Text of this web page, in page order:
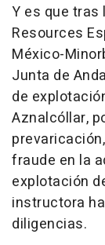
Y es que tras
Resources
México-
Junta de
de
Aznalcóllar,
fraude en la
explotación
instructora
diligencias.